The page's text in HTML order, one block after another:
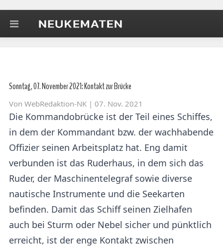
Sonntag, 07. November 2021: Kontakt zur Brücke
Von WebRedaktion-NK | 07. Nov. 2021
Die Kommandobrücke ist der Teil eines Schiffes,
in dem der Kommandant bzw. der wachhabende
Offizier seinen Arbeitsplatz hat. Eng damit
verbunden ist das Ruderhaus, in dem sich das
Ruder, der Maschinentelegraf sowie diverse
nautische Instrumente und die Seekarten
befinden. Damit das Schiff seinen Zielhafen
auch bei Sturm oder Nebel sicher und pünktlich
erreicht, ist der enge Kontakt zwischen